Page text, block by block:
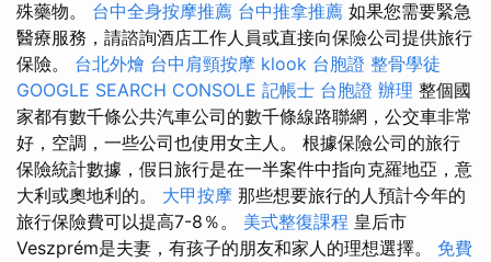
殊藥物。 台中全身按摩推薦 台中推拿推薦 如果您需要緊急
醫療服務，請諮詢酒店工作人員或直接向保險公司提供旅行
保險。 台北外燴 台中肩頸按摩 klook 台胞證 整骨學徒
GOOGLE SEARCH CONSOLE 記帳士 台胞證 辦理 整個國
家都有數千條公共汽車公司的數千條線路聯網，公交車非常
好，空調，一些公司也使用女主人。 根據保險公司的旅行
保險統計數據，假日旅行是在一半案件中指向克羅地亞，意
大利或奧地利的。 大甲按摩 那些想要旅行的人預計今年的
旅行保險費可以提高7-8％。 美式整復課程 皇后市
Veszprém是夫妻，有孩子的朋友和家人的理想選擇。 免費